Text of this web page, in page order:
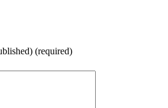
(required)